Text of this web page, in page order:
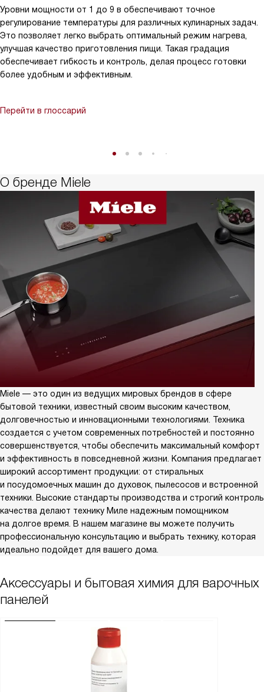
Уровни мощности от 1 до 9 в обеспечивают точное
регулирование температуры для различных кулинарных задач.
Это позволяет легко выбрать оптимальный режим нагрева,
улучшая качество приготовления пищи. Такая градация
обеспечивает гибкость и контроль, делая процесс готовки
более удобным и эффективным.
Перейти в глоссарий
О бренде Miele
Miele — это один из ведущих мировых брендов в сфере
бытовой техники, известный своим высоким качеством,
долговечностью и инновационными технологиями. Техника
создается с учетом современных потребностей и постоянно
совершенствуется, чтобы обеспечить максимальный комфорт
и эффективность в повседневной жизни. Компания предлагает
широкий ассортимент продукции: от стиральных
и посудомоечных машин до духовок, пылесосов и встроенной
техники. Высокие стандарты производства и строгий контроль
качества делают технику Миле надежным помощником
на долгое время. В нашем магазине вы можете получить
профессиональную консультацию и выбрать технику, которая
идеально подойдет для вашего дома.
Аксессуары и бытовая химия для варочных
панелей